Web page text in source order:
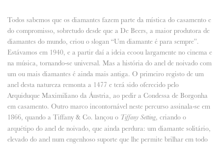
FORNECEDORES RECOMENDADOS
ANUNCIE CONNOSCO
Todos sabemos que os diamantes fazem parte da mística do casamento e
do compromisso, sobretudo desde que a De Beers, a maior produtora de
diamantes do mundo, criou o slogan “Um diamante é para sempre”.
Estávamos em 1940, e a partir daí a ideia ecoou largamente no cinema e
na música, tornando-se universal. Mas a história do anel de noivado com
um ou mais diamantes é ainda mais antiga. O primeiro registo de um
anel desta natureza remonta a 1477 e terá sido oferecido pelo
Arquiduque Maximiliano da Áustria, ao pedir a Condessa de Borgonha
em casamento. Outro marco incontornável neste percurso assinala-se em
1866, quando a Tiffany & Co. lançou o Tiffany Setting, criando o
arquétipo do anel de noivado, que ainda perdura: um diamante solitário,
elevado do anel num engenhoso suporte que lhe permite brilhar em todo